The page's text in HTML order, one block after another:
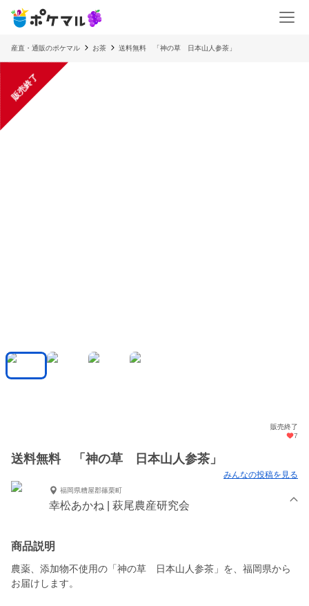
産直・通販のポケマル お茶 送料無料 「神の草 日本山人参茶」
販売終了
販売終了
7
送料無料 「神の草 日本山人参茶」
みんなの投稿を見る
福岡県糟屋郡篠栗町
幸松あかね | 萩尾農産研究会
商品説明
農薬、添加物不使用の「神の草 日本山人参茶」を、福岡県から
お届けします。